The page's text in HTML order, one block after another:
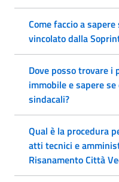
Come faccio a
vincolato dalla
Dove posso trovare i
immobile e sapere
sindacali?
Qual è la procedura
atti tecnici e
Risanamento Città